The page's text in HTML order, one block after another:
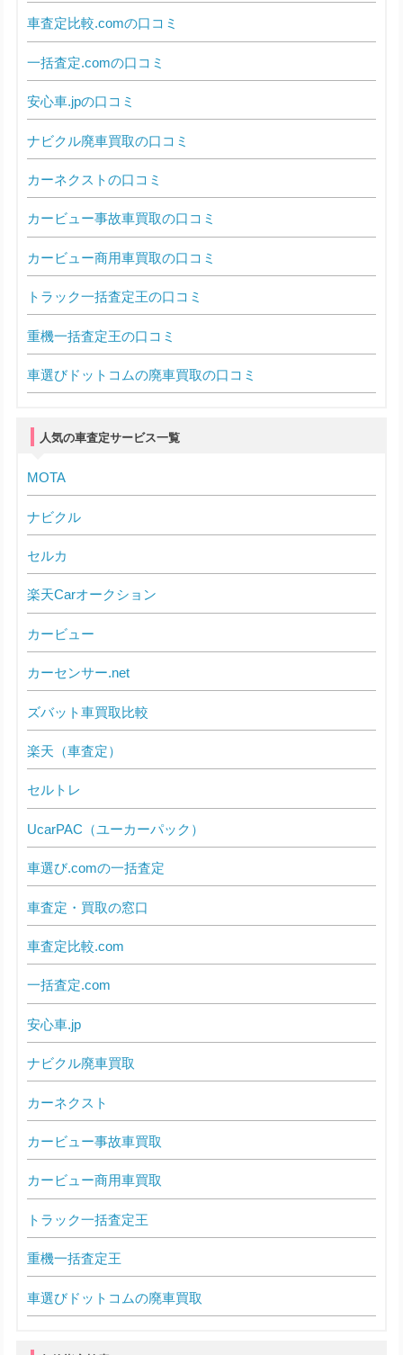
車査定比較.comの口コミ
一括査定.comの口コミ
安心車.jpの口コミ
ナビクル廃車買取の口コミ
カーネクストの口コミ
カービュー事故車買取の口コミ
カービュー商用車買取の口コミ
トラック一括査定王の口コミ
重機一括査定王の口コミ
車選びドットコムの廃車買取の口コミ
人気の車査定サービス一覧
MOTA
ナビクル
セルカ
楽天Carオークション
カービュー
カーセンサー.net
ズバット車買取比較
楽天（車査定）
セルトレ
UcarPAC（ユーカーパック）
車選び.comの一括査定
車査定・買取の窓口
車査定比較.com
一括査定.com
安心車.jp
ナビクル廃車買取
カーネクスト
カービュー事故車買取
カービュー商用車買取
トラック一括査定王
重機一括査定王
車選びドットコムの廃車買取